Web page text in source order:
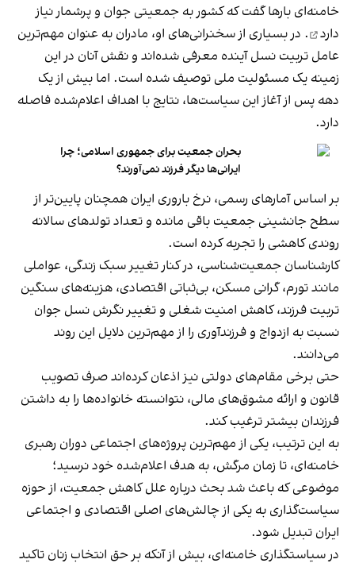
خامنه‌ای بارها گفت که کشور به جمعیتی جوان و پرشمارنیاز
دارد
. در بسیاری از سخنرانی‌های او، مادران به عنوان مهم‌ترین
عامل تربیت نسل آینده معرفی شده‌اند و نقش آنان در این
زمینه یک مسئولیت ملی توصیف شده است. اما بیش از یک
دهه پس از آغاز این سیاست‌ها، نتایج با اهداف اعلام‌شده فاصله
دارد.
بحران جمعیت برای جمهوری اسلامی؛ چرا
ایرانی‌ها دیگر فرزند نمی‌آورند؟
بر اساس آمارهای رسمی، نرخ باروری ایران همچنان پایین‌تر از
سطح جانشینی جمعیت باقی مانده و تعداد تولدهای سالانه
روندی کاهشی را تجربه کرده است.
کارشناسان جمعیت‌شناسی، در کنار تغییر سبک زندگی، عواملی
مانند تورم، گرانی مسکن، بی‌ثباتی اقتصادی، هزینه‌های سنگین
تربیت فرزند، کاهش امنیت شغلی و تغییر نگرش نسل جوان
نسبت به ازدواج و فرزندآوری را از مهم‌ترین دلایل این روند
می‌دانند.
حتی برخی مقام‌های دولتی نیز اذعان کرده‌اند صرف تصویب
قانون و ارائه مشوق‌های مالی، نتوانسته خانواده‌ها را به داشتن
فرزندان بیشتر ترغیب کند.
به این ترتیب، یکی از مهم‌ترین پروژه‌های اجتماعی دوران رهبری
خامنه‌ای، تا زمان مرگش، به هدف اعلام‌شده خود نرسید؛
موضوعی که باعث شد بحث درباره علل کاهش جمعیت، از حوزه
سیاست‌گذاری به یکی از چالش‌های اصلی اقتصادی و اجتماعی
ایران تبدیل شود.
در سیاستگذاری خامنه‌ای، بیش از آنکه بر حق انتخاب زنان تاکید